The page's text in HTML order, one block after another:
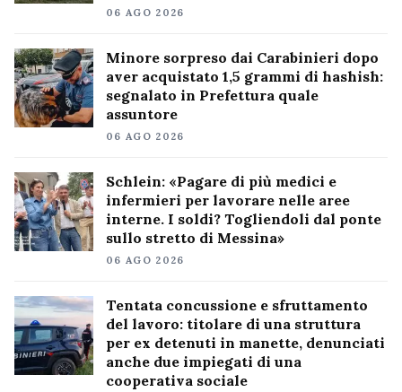
06 AGO 2026
Minore sorpreso dai Carabinieri dopo
aver acquistato 1,5 grammi di hashish:
segnalato in Prefettura quale
assuntore
06 AGO 2026
Schlein: «Pagare di più medici e
infermieri per lavorare nelle aree
interne. I soldi? Togliendoli dal ponte
sullo stretto di Messina»
06 AGO 2026
Tentata concussione e sfruttamento
del lavoro: titolare di una struttura
per ex detenuti in manette, denunciati
anche due impiegati di una
cooperativa sociale